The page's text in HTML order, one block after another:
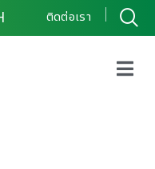
ติดต่อเรา
มจัดงาน
าน
แก่